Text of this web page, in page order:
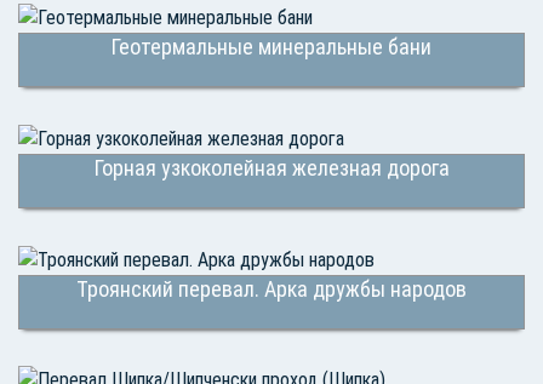
Геотермальные минеральные бани
Горная узкоколейная железная дорога
Троянский перевал. Арка дружбы народов